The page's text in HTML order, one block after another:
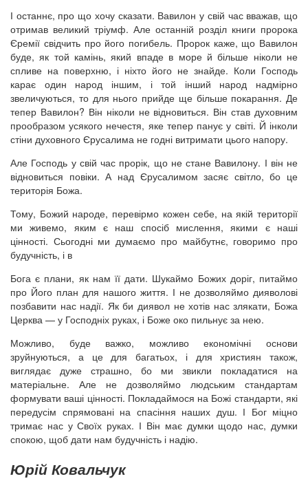
І останнє, про що хочу сказати. Вавилон у свій час вважав, що
отримав великий тріумф. Але останній розділ книги пророка
Єремії свідчить про його погибель. Пророк каже, що Вавилон
буде, як той камінь, який впаде в море й більше ніколи не
спливе на поверхню, і ніхто його не знайде. Коли Господь
карає один народ іншим, і той інший народ надмірно
звеличуються, то для нього прийде ще більше покарання. Де
тепер Вавилон? Він ніколи не відновиться. Він став духовним
прообразом усякого нечестя, яке тепер панує у світі. Й інколи
стіни духовного Єрусалима не годні витримати цього напору.
Але Господь у свій час прорік, що не стане Вавилону. І він не
відновиться повіки. А над Єрусалимом засяє світло, бо це
територія Божа.
Тому, Божий народе, перевірмо кожен себе, на якій території
ми живемо, яким є наш спосіб мислення, якими є наші
цінності. Сьогодні ми думаємо про майбутнє, говоримо про
будучність, і в
Бога є плани, як нам її дати. Шукаймо Божих доріг, питаймо
про Його план для нашого життя. І не дозволяймо дияволові
позбавити нас надії. Як би диявол не хотів нас злякати, Божа
Церква — у Господніх руках, і Боже око пильнує за нею.
Можливо, буде важко, можливо економічні основи
зруйнуються, а це для багатьох, і для християн також,
виглядає дуже страшно, бо ми звикли покладатися на
матеріальне. Але не дозволяймо людським стандартам
формувати ваші цінності. Покладаймося на Божі стандарти, які
передусім спрямовані на спасіння наших душ. І Бог міцно
тримає нас у Своїх руках. І Він має думки щодо нас, думки
спокою, щоб дати нам будучність і надію.
Юрій Ковальчук